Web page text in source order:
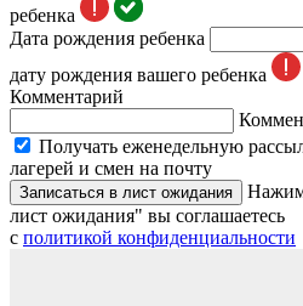
ребенка
Дата рождения ребенка
дату рождения вашего ребенка
Комментарий
Получать еженедельную
лагерей и смен на почту
Записаться в лист ожидания
лист ожидания" вы соглашаетесь
с политикой конфиденциальности